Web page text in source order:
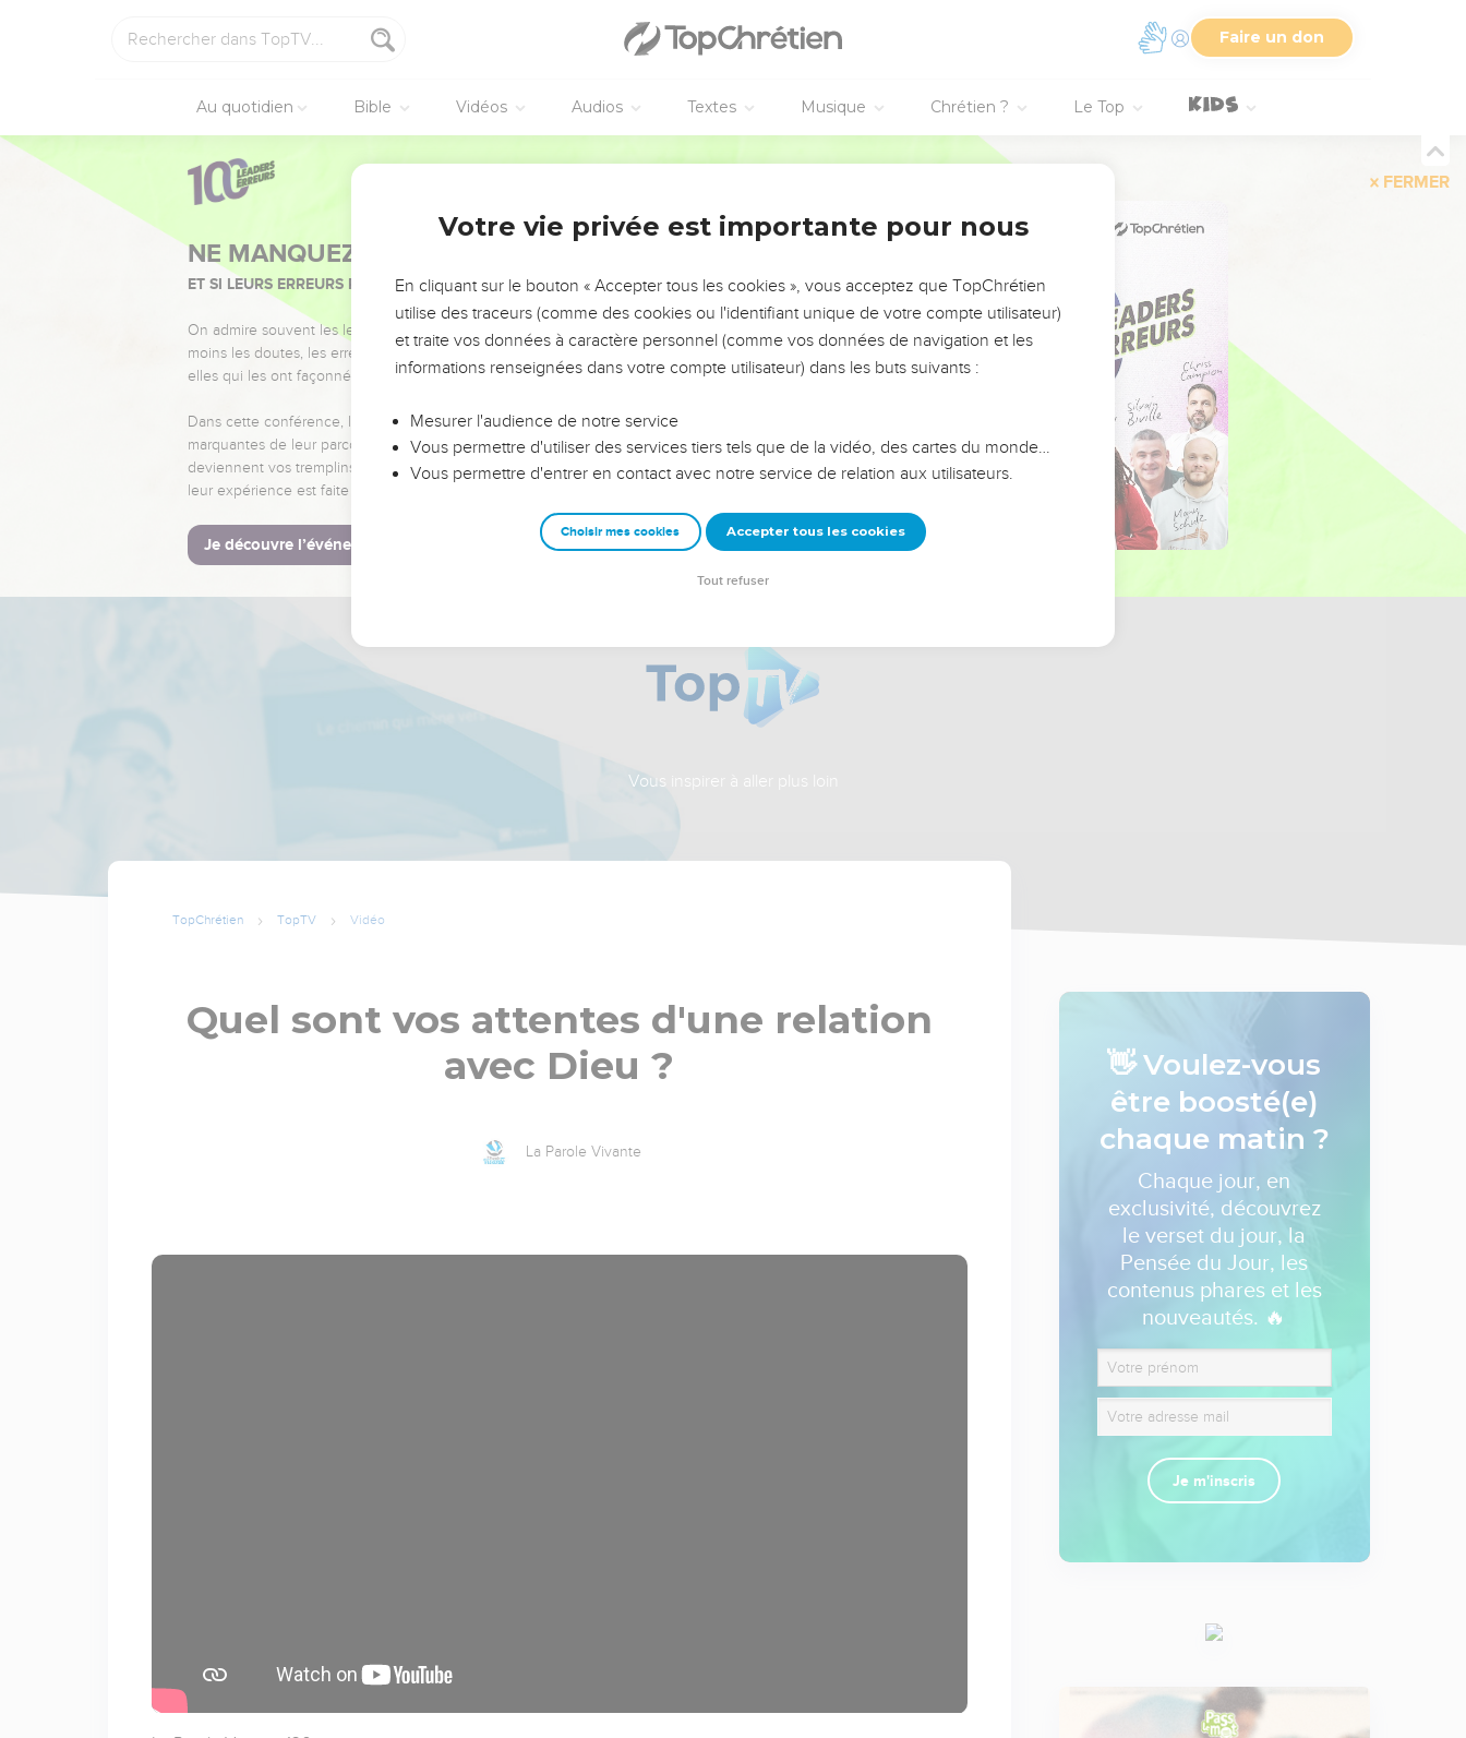
Faire un don
Au quotidien Bible Vidéos Audios Textes Musique Chrétien ? Le Top
FERMER
NE MANQUEZ PAS L’ÉVÉNEMENT DE L’ANNÉE !
ET SI LEURS ERREURS POUVAIENT VOUS ÉVITER LES VOTRES ?
On admire souvent les leaders pour leurs réussites, leur impact, leur foi ou leur vision. Mais on voit
moins les doutes, les erreurs et les saisons difficiles qu'ils ont traversés, alors même que ce sont
elles qui les ont façonnés.
Dans cette conférence, leaders, entrepreneurs, et responsables reviennent sur les erreurs
marquantes de leur parcours et les clés pour avancer avec plus de sagesse afin que leurs erreurs
deviennent vos tremplins. Que vous guidiez un ministère, une équipe, un groupe ou une famille,
leur expérience est faite pour vous.
Je découvre l’événement
Vous inspirer à aller plus loin
TopChrétien TopTV Vidéo
Quel sont vos attentes d'une relation
avec Dieu ?
La Parole Vivante
👋 Voulez-vous
être boosté(e)
chaque matin ?
Chaque jour, en
exclusivité, découvrez
le verset du jour, la
Pensée du Jour, les
contenus phares et les
nouveautés. 🔥
Je m'inscris
Votre vie privée est importante pour nous
En cliquant sur le bouton « Accepter tous les cookies », vous acceptez que TopChrétien
utilise des traceurs (comme des cookies ou l'identifiant unique de votre compte utilisateur)
et traite vos données à caractère personnel (comme vos données de navigation et les
informations renseignées dans votre compte utilisateur) dans les buts suivants :
Mesurer l'audience de notre service
Vous permettre d'utiliser des services tiers tels que de la vidéo, des cartes du monde…
Vous permettre d'entrer en contact avec notre service de relation aux utilisateurs.
Choisir mes cookies Accepter tous les cookies
Tout refuser